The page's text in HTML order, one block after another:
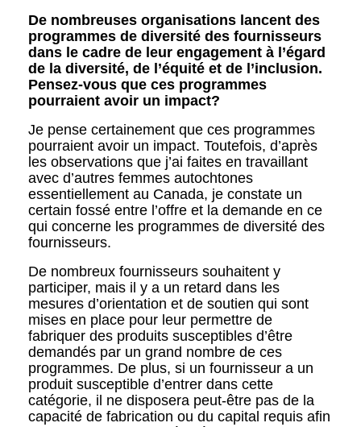
De nombreuses organisations lancent des
programmes de diversité des fournisseurs
dans le cadre de leur engagement à l’égard
de la diversité, de l’équité et de l’inclusion.
Pensez-vous que ces programmes
pourraient avoir un impact?
Je pense certainement que ces programmes
pourraient avoir un impact. Toutefois, d’après
les observations que j’ai faites en travaillant
avec d’autres femmes autochtones
essentiellement au Canada, je constate un
certain fossé entre l’offre et la demande en ce
qui concerne les programmes de diversité des
fournisseurs.
De nombreux fournisseurs souhaitent y
participer, mais il y a un retard dans les
mesures d’orientation et de soutien qui sont
mises en place pour leur permettre de
fabriquer des produits susceptibles d’être
demandés par un grand nombre de ces
programmes. De plus, si un fournisseur a un
produit susceptible d’entrer dans cette
catégorie, il ne disposera peut-être pas de la
capacité de fabrication ou du capital requis afin